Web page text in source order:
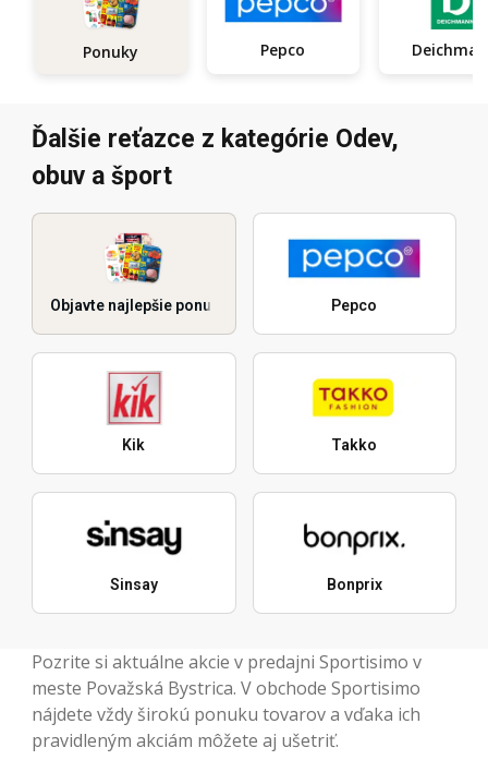
Ponuky Pepco
Ďalšie reťazce z kategórie Odev,
obuv a šport
Objavte najlepšie ponuky Pepco
Kik Takko
Sinsay Bonprix
Pozrite si aktuálne akcie v predajni Sportisimo v
meste Považská Bystrica. V obchode Sportisimo
nájdete vždy širokú ponuku tovarov a vďaka ich
pravidleným akciám môžete aj ušetriť.